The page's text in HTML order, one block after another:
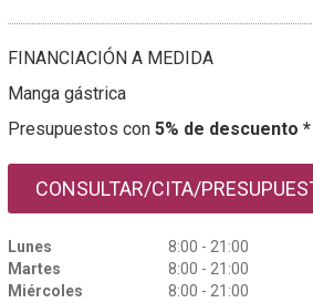
FINANCIACIÓN A MEDIDA
Manga gástrica
Presupuestos con 5% de descuento *
CONSULTAR/CITA/
Lunes
8:00 - 21:00
Martes
8:00 - 21:00
Miércoles
8:00 - 21:00